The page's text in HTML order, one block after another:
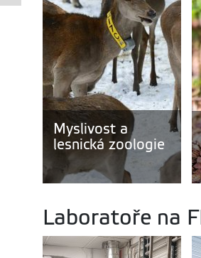
Myslivost a
lesnická zoologie
Laboratoře na